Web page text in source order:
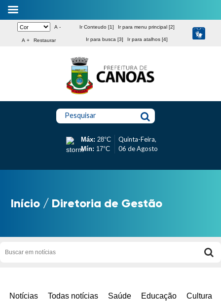
A -
A + Restaurar
Ir Conteudo [1] Ir para menu principal [2]
Ir para busca [3] Ir para atalhos [4]
Pesquisar
Máx: 28°C
Mín: 17°C
Quinta-Feira,
06 de Agosto
Início / Diretoria de Gestão
Notícias Todas notícias Saúde Educação Cultura